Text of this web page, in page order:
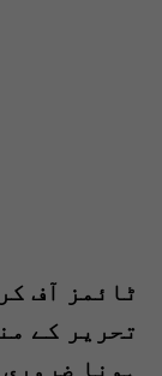
ٹائمز آف
تحریر کے
ہونا